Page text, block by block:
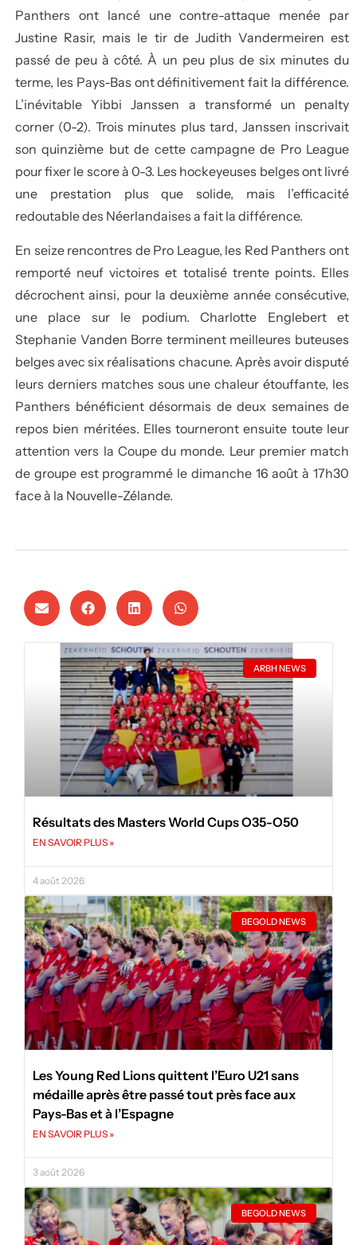
Panthers ont lancé une contre-attaque menée par
Justine Rasir, mais le tir de Judith Vandermeiren est
passé de peu à côté. À un peu plus de six minutes du
terme, les Pays-Bas ont définitivement fait la différence.
L’inévitable Yibbi Janssen a transformé un penalty
corner (0-2). Trois minutes plus tard, Janssen inscrivait
son quinzième but de cette campagne de Pro League
pour fixer le score à 0-3. Les hockeyeuses belges ont livré
une prestation plus que solide, mais l’efficacité
redoutable des Néerlandaises a fait la différence.
En seize rencontres de Pro League, les Red Panthers ont
remporté neuf victoires et totalisé trente points. Elles
décrochent ainsi, pour la deuxième année consécutive,
une place sur le podium. Charlotte Englebert et
Stephanie Vanden Borre terminent meilleures buteuses
belges avec six réalisations chacune. Après avoir disputé
leurs derniers matches sous une chaleur étouffante, les
Panthers bénéficient désormais de deux semaines de
repos bien méritées. Elles tourneront ensuite toute leur
attention vers la Coupe du monde. Leur premier match
de groupe est programmé le dimanche 16 août à 17h30
face à la Nouvelle-Zélande.
ARBH NEWS
Résultats des Masters World Cups O35-O50
EN SAVOIR PLUS »
4 août 2026
BEGOLD NEWS
Les Young Red Lions quittent l’Euro U21 sans
médaille après être passé tout près face aux
Pays-Bas et à l’Espagne
EN SAVOIR PLUS »
3 août 2026
BEGOLD NEWS